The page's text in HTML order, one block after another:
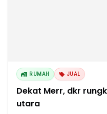
RUMAH JUAL
Dekat Merr, dkr
utara